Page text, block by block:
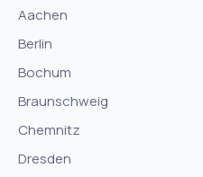
Aachen
Berlin
Bochum
Braunschweig
Chemnitz
Dresden